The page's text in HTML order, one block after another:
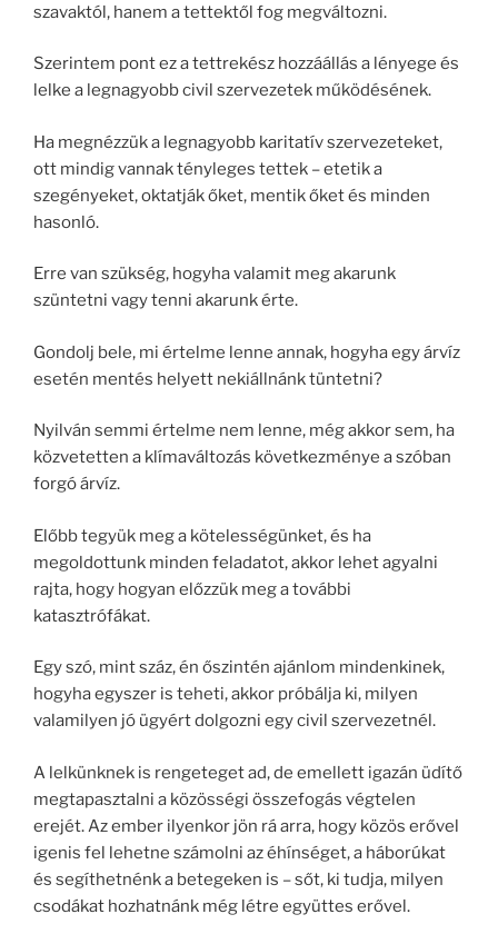
szavaktól, hanem a tettektől fog megváltozni.
Szerintem pont ez a tettrekész hozzáállás a lényege és
lelke a legnagyobb civil szervezetek működésének.
Ha megnézzük a legnagyobb karitatív szervezeteket,
ott mindig vannak tényleges tettek – etetik a
szegényeket, oktatják őket, mentik őket és minden
hasonló.
Erre van szükség, hogyha valamit meg akarunk
szüntetni vagy tenni akarunk érte.
Gondolj bele, mi értelme lenne annak, hogyha egy árvíz
esetén mentés helyett nekiállnánk tüntetni?
Nyilván semmi értelme nem lenne, még akkor sem, ha
közvetetten a klímaváltozás következménye a szóban
forgó árvíz.
Előbb tegyük meg a kötelességünket, és ha
megoldottunk minden feladatot, akkor lehet agyalni
rajta, hogy hogyan előzzük meg a további
katasztrófákat.
Egy szó, mint száz, én őszintén ajánlom mindenkinek,
hogyha egyszer is teheti, akkor próbálja ki, milyen
valamilyen jó ügyért dolgozni egy civil szervezetnél.
A lelkünknek is rengeteget ad, de emellett igazán üdítő
megtapasztalni a közösségi összefogás végtelen
erejét. Az ember ilyenkor jön rá arra, hogy közös erővel
igenis fel lehetne számolni az éhínséget, a háborúkat
és segíthetnénk a betegeken is – sőt, ki tudja, milyen
csodákat hozhatnánk még létre együttes erővel.